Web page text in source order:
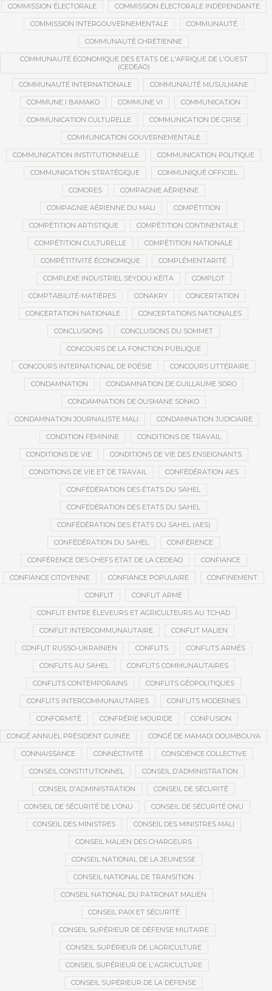
COMMISSION ÉLECTORALE COMMISSION ÉLECTORALE INDÉPENDANTE
COMMISSION INTERGOUVERNEMENTALE COMMUNAUTÉ
COMMUNAUTÉ CHRÉTIENNE
COMMUNAUTÉ ÉCONOMIQUE DES ETATS DE L'AFRIQUE DE L'OUEST
(CEDEAO)
COMMUNAUTÉ INTERNATIONALE COMMUNAUTÉ MUSULMANE
COMMUNE I BAMAKO COMMUNE VI COMMUNICATION
COMMUNICATION CULTURELLE COMMUNICATION DE CRISE
COMMUNICATION GOUVERNEMENTALE
COMMUNICATION INSTITUTIONNELLE COMMUNICATION POLITIQUE
COMMUNICATION STRATÉGIQUE COMMUNIQUÉ OFFICIEL
COMORES COMPAGNIE AÉRIENNE
COMPAGNIE AÉRIENNE DU MALI COMPÉTITION
COMPÉTITION ARTISTIQUE COMPÉTITION CONTINENTALE
COMPÉTITION CULTURELLE COMPÉTITION NATIONALE
COMPÉTITIVITÉ ÉCONOMIQUE COMPLÉMENTARITÉ
COMPLEXE INDUSTRIEL SEYDOU KÉÏTA COMPLOT
COMPTABILITÉ-MATIÈRES CONAKRY CONCERTATION
CONCERTATION NATIONALE CONCERTATIONS NATIONALES
CONCLUSIONS CONCLUSIONS DU SOMMET
CONCOURS DE LA FONCTION PUBLIQUE
CONCOURS INTERNATIONAL DE POÉSIE CONCOURS LITTÉRAIRE
CONDAMNATION CONDAMNATION DE GUILLAUME SORO
CONDAMNATION DE OUSMANE SONKO
CONDAMNATION JOURNALISTE MALI CONDAMNATION JUDICIAIRE
CONDITION FÉMININE CONDITIONS DE TRAVAIL
CONDITIONS DE VIE CONDITIONS DE VIE DES ENSEIGNANTS
CONDITIONS DE VIE ET DE TRAVAIL CONFÉDÉRATION AES
CONFÉDÉRATION DES ÉTATS DU SAHEL
CONFÉDÉRATION DES ETATS DU SAHEL
CONFÉDÉRATION DES ÉTATS DU SAHEL (AES)
CONFÉDÉRATION DU SAHEL CONFÉRENCE
CONFÉRENCE DES CHEFS ETAT DE LA CEDEAO CONFIANCE
CONFIANCE CITOYENNE CONFIANCE POPULAIRE CONFINEMENT
CONFLIT CONFLIT ARMÉ
CONFLIT ENTRE ÉLEVEURS ET AGRICULTEURS AU TCHAD
CONFLIT INTERCOMMUNAUTAIRE CONFLIT MALIEN
CONFLIT RUSSO-UKRAINIEN CONFLITS CONFLITS ARMÉS
CONFLITS AU SAHEL CONFLITS COMMUNAUTAIRES
CONFLITS CONTEMPORAINS CONFLITS GÉOPOLITIQUES
CONFLITS INTERCOMMUNAUTAIRES CONFLITS MODERNES
CONFORMITÉ CONFRÉRIE MOURIDE CONFUSION
CONGÉ ANNUEL PRÉSIDENT GUINÉE CONGÉ DE MAMADI DOUMBOUYA
CONNAISSANCE CONNECTIVITÉ CONSCIENCE COLLECTIVE
CONSEIL CONSTITUTIONNEL CONSEIL D’ADMINISTRATION
CONSEIL D'ADMINISTRATION CONSEIL DE SÉCURITÉ
CONSEIL DE SÉCURITÉ DE L'ONU CONSEIL DE SÉCURITÉ ONU
CONSEIL DES MINISTRES CONSEIL DES MINISTRES MALI
CONSEIL MALIEN DES CHARGEURS
CONSEIL NATIONAL DE LA JEUNESSE
CONSEIL NATIONAL DE TRANSITION
CONSEIL NATIONAL DU PATRONAT MALIEN
CONSEIL PAIX ET SÉCURITÉ
CONSEIL SUPÉRIEUR DE DÉFENSE MILITAIRE
CONSEIL SUPÉRIEUR DE L’AGRICULTURE
CONSEIL SUPÉRIEUR DE L'AGRICULTURE
CONSEIL SUPÉRIEUR DE LA DÉFENSE